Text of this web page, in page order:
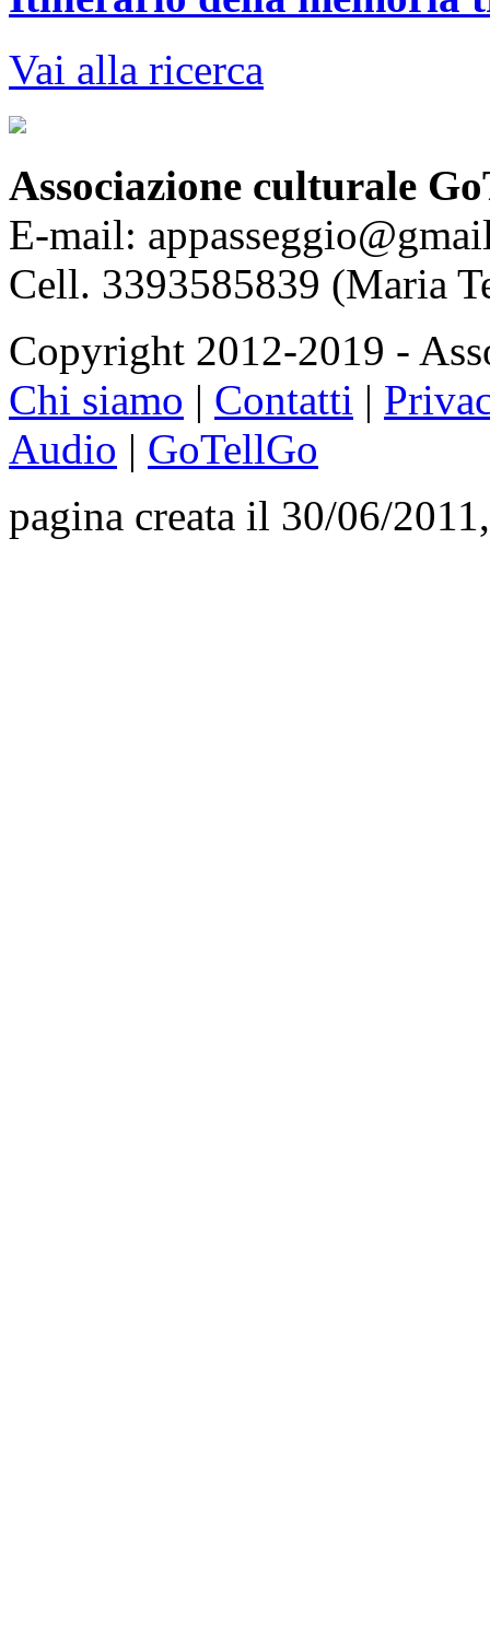
Vai alla ricerca
Associazione culturale
E-mail:
Cell. 3393585839 (Maria
Copyright 2012-2019 -
Chi siamo | Contatti |
Audio | GoTellGo
pagina creata il 30/06/